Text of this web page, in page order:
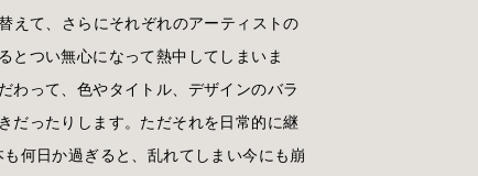
えて、さらにそれぞれのアーティストの
とつい無心になって熱中してしまいま
わって、色やタイトル、デザインのバラ
だったりします。ただそれを日常的に継
何日か過ぎると、乱れてしまい今にも崩